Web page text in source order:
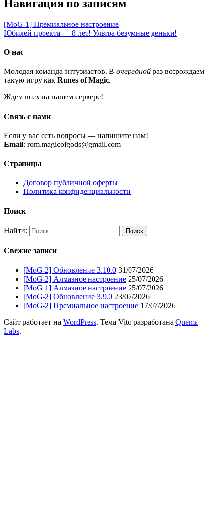
Навигация по записям
[MoG-1] Премиальное настроение
Юбилей проекта — 8 лет! Ультра безумные деньки!
О нас
Молодая команда энтузиастов. В очередной раз возрождаем
такую игру как Runes of Magic.
Ждем всех на нашем сервере!
Связь с нами
Если у вас есть вопросы — напишите нам!
Email: rom.magicofgods@gmail.com
Страницы
Договор публичной оферты
Политика конфиденциальности
Поиск
Найти:
Свежие записи
[MoG-2] Обновление 3.10.0 31/07/2026
[MoG-2] Алмазное настроение 25/07/2026
[MoG-1] Алмазное настроение 25/07/2026
[MoG-2] Обновление 3.9.0 23/07/2026
[MoG-2] Премиальное настроение 17/07/2026
Сайт работает на WordPress. Тема Vito разработана Quema
Labs.